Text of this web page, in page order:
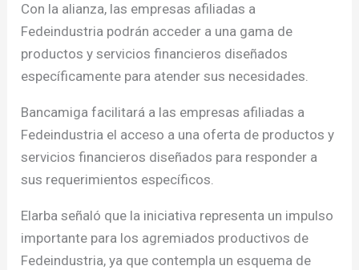
Con la alianza, las empresas afiliadas a
Fedeindustria podrán acceder a una gama de
productos y servicios financieros diseñados
específicamente para atender sus necesidades.
Bancamiga facilitará a las empresas afiliadas a
Fedeindustria el acceso a una oferta de productos y
servicios financieros diseñados para responder a
sus requerimientos específicos.
Elarba señaló que la iniciativa representa un impulso
importante para los agremiados productivos de
Fedeindustria, ya que contempla un esquema de